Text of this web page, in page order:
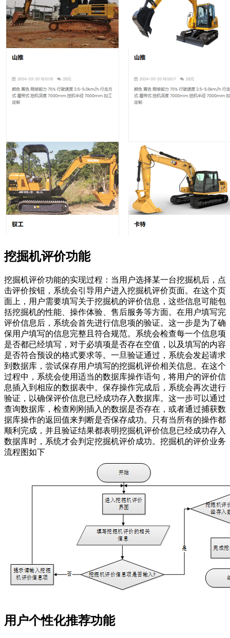
挖掘机评价功能
挖掘机评价功能的实现过程：当用户选择某一台挖掘机后，点
击评价按钮，系统会引导用户进入挖掘机评价页面。在这个页
面上，用户需要填写关于挖掘机的评价信息，这些信息可能包
括挖掘机的性能、操作体验、售后服务等方面。在用户填写完
评价信息后，系统会首先进行信息项的验证。这一步是为了确
保用户填写的信息完整且符合规范。系统会检查每一个信息项
是否都已经填写，对于必填项是否存在空值，以及填写的内容
是否符合预设的格式要求等。一旦验证通过，系统会发起请求
到数据库，尝试保存用户填写的挖掘机评价相关信息。在这个
过程中，系统会使用适当的数据库操作语句，将用户的评价信
息插入到相应的数据表中。保存操作完成后，系统会再次进行
验证，以确保评价信息已经成功存入数据库。这一步可以通过
查询数据库，检查刚刚插入的数据是否存在，或者通过捕获数
据库操作的返回值来判断是否保存成功。只有当所有的操作都
顺利完成，并且验证结果都表明挖掘机评价信息已经成功存入
数据库时，系统才会判定挖掘机评价成功。挖掘机的评价业务
流程图如下
用户个性化推荐功能